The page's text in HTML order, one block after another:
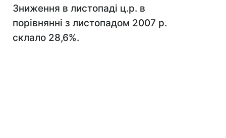
Зниження в листопаді ц.р. в
порівнянні з листопадом 2007 р.
склало 28,6%.